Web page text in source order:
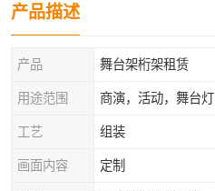
产品描述
产品 舞台架桁架租赁
用途范围 商演，活动，舞台灯
工艺 组装
画面内容 定制